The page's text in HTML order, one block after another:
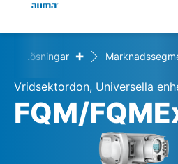
Produkter
Lösningar
Nedladdningar
Global
Europa
Asien och
Sök
Lösningar +
Vridsektordon, Universella
FQM/